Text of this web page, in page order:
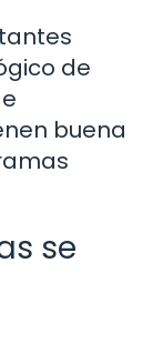
de
buena
se